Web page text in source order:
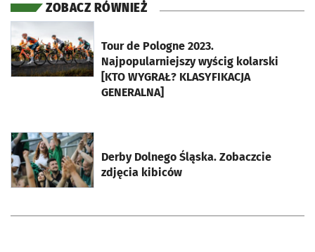
ZOBACZ RÓWNIEŻ
Tour de Pologne 2023.
Najpopularniejszy wyścig kolarski
[KTO WYGRAŁ? KLASYFIKACJA
GENERALNA]
otworzy się w nowej karcie
Derby Dolnego Śląska. Zobaczcie
zdjęcia kibiców
otworzy się w nowej karcie